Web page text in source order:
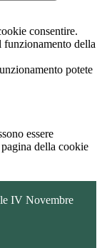
consentire.
funzionamento della
potete
essere
della cookie
IV Novembre